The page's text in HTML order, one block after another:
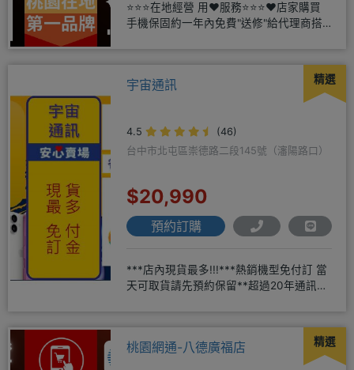
⭐⭐⭐在地經營 用❤️服務⭐⭐⭐❤️店家購買
手機保固約一年內免費"送修"給代理商搭
精選
宇宙通訊
4.5
(46)
台中市北屯區崇德路二段145號（瀋陽路口）
$20,990
預約訂購
***店內現貨最多!!!***熱銷機型免付訂 當
天可取貨請先預約保留**超過20年通訊經
精選
桃園網通-八德廣福店